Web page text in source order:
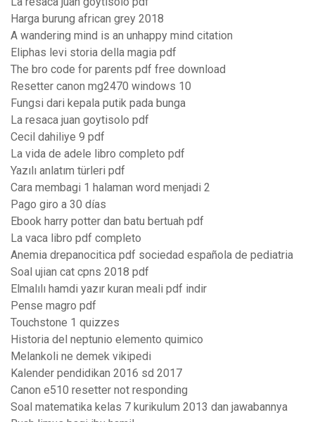
Harga burung african grey 2018
A wandering mind is an unhappy mind citation
Eliphas levi storia della magia pdf
The bro code for parents pdf free download
Resetter canon mg2470 windows 10
Fungsi dari kepala putik pada bunga
La resaca juan goytisolo pdf
Cecil dahiliye 9 pdf
La vida de adele libro completo pdf
Yazılı anlatım türleri pdf
Cara membagi 1 halaman word menjadi 2
Pago giro a 30 días
Ebook harry potter dan batu bertuah pdf
La vaca libro pdf completo
Anemia drepanocitica pdf sociedad española de pediatria
Soal ujian cat cpns 2018 pdf
Elmalılı hamdi yazır kuran meali pdf indir
Pense magro pdf
Touchstone 1 quizzes
Historia del neptunio elemento quimico
Melankoli ne demek vikipedi
Kalender pendidikan 2016 sd 2017
Canon e510 resetter not responding
Soal matematika kelas 7 kurikulum 2013 dan jawabannya